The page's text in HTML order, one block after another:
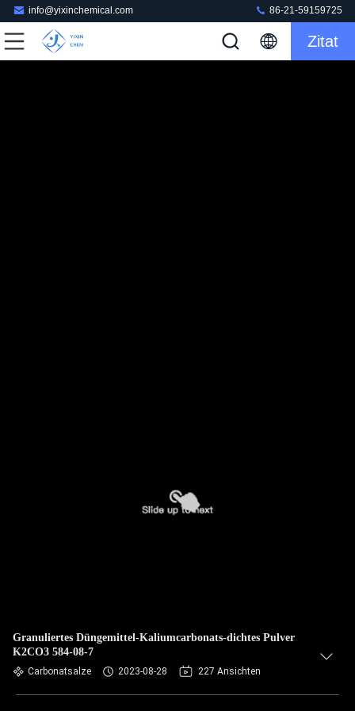
info@yixinchemical.com 86-21-59159725
Zitat
Granuliertes Düngemittel-Kaliumcarbonats-dichtes Pulver
K2CO3 584-08-7
Carbonatsalze 2023-08-28 227 Ansichten